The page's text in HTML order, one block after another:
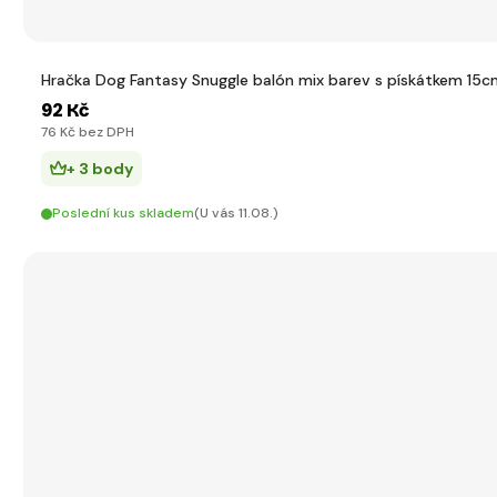
Hračka Dog Fantasy Snuggle balón mix barev s pískátkem
92 Kč
76 Kč bez DPH
+ 3 body
Poslední kus skladem(U vás 11.08.)